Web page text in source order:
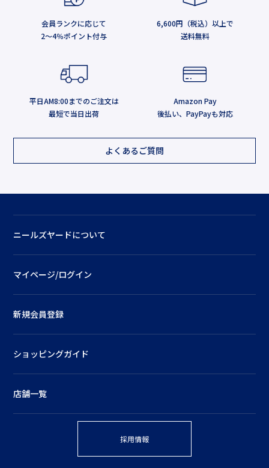
会員ランクに応じて
2～4％ポイント付与
6,600円（税込）以上で
送料無料
平日AM8:00までのご注文は
最短で当日出荷
Amazon Pay
後払い、PayPayも対応
よくあるご質問
ニールズヤードについて
マイページ/ログイン
新規会員登録
ショッピングガイド
店舗一覧
採用情報